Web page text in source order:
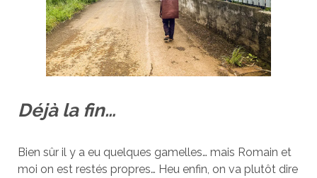
Déjà la fin…
Bien sûr il y a eu quelques gamelles… mais Romain et
moi on est restés propres… Heu enfin, on va plutôt dire